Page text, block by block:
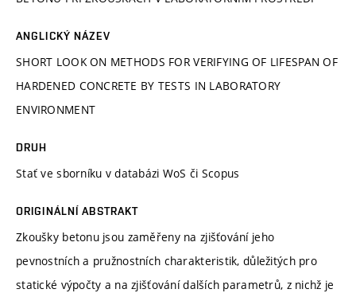
ANGLICKÝ NÁZEV
SHORT LOOK ON METHODS FOR VERIFYING OF LIFESPAN OF
HARDENED CONCRETE BY TESTS IN LABORATORY
ENVIRONMENT
DRUH
Stať ve sborníku v databázi WoS či Scopus
ORIGINÁLNÍ ABSTRAKT
Zkoušky betonu jsou zaměřeny na zjišťování jeho
pevnostních a pružnostních charakteristik, důležitých pro
statické výpočty a na zjišťování dalších parametrů, z nichž je